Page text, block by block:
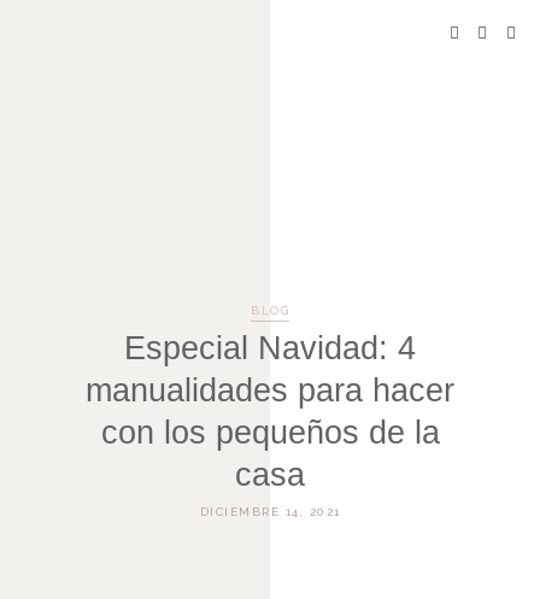
BLOG
Especial Navidad: 4
manualidades para hacer
con los pequeños de la
casa
DICIEMBRE 14, 2021